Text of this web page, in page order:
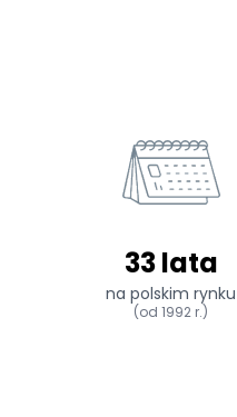
33 lata
na polskim rynku
(od 1992 r.)